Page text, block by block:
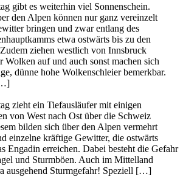
gibt es weiterhin viel Sonnenschein.
den Alpen können nur ganz vereinzelt
bringen und zwar entlang des
etwa ostwärts bis zu den
ziehen westlich von Innsbruck
Wolken auf und auch sonst machen sich
dünne hohe Wolkenschleier bemerkbar.
zieht ein Tiefausläufer mit einigen
von West nach Ost über die Schweiz
bilden sich über den Alpen vermehrt
einzelne kräftige Gewitter, die ostwärts
Engadin erreichen. Dabei besteht die Gefahr
und Sturmböen. Auch im Mittelland
ausgehend Sturmgefahr! Speziell […]